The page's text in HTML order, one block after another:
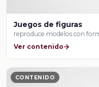
Juegos de figuras
reproduce modelos con
Ver contenido
CONTENIDO